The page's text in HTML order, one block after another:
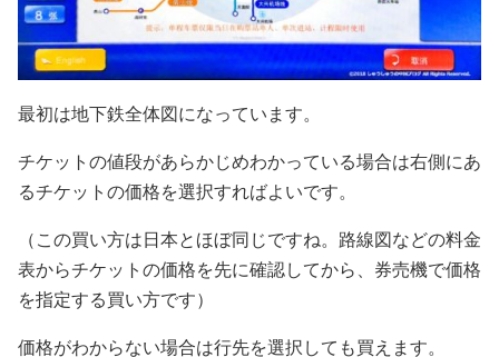
最初は地下鉄全体図になっています。
チケットの値段があらかじめわかっている場合は右側にあ
るチケットの価格を選択すればよいです。
（この買い方は日本とほぼ同じですね。路線図などの料金
表からチケットの価格を先に確認してから、券売機で価格
を指定する買い方です）
価格がわからない場合は行先を選択しても買えます。